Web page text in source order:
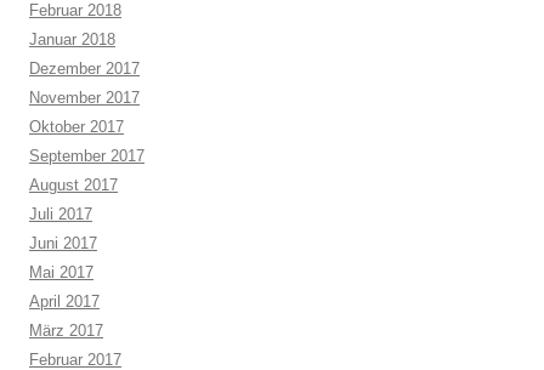
Februar 2018
Januar 2018
Dezember 2017
November 2017
Oktober 2017
September 2017
August 2017
Juli 2017
Juni 2017
Mai 2017
April 2017
März 2017
Februar 2017